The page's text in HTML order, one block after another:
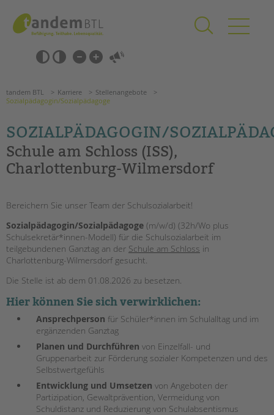
springen
Barrierefrei-
Einstellungen
überspringen
überspringen
KITA & FRÜHE HILFEN
SCHULE & GANZTAG
Grundschulen
Oberschulen
Schulbezogene Sozialarbeit
Tagesgruppen
HILFEN ZUR ERZIEHUNG
BETREUTES WOHNEN
TANDEM BTL AKADEMIE
Zertfikatskurse
Seminarkalender
Seminarräume
Suchen
tandem BTL Karriere
Stellenangebote
Sozialpädagogin/Sozialpädagoge
SOZIALPÄDAGOGIN/
Schule am Schloss (ISS),
Charlottenburg-Wilmersdorf
Bereichern Sie unser Team der Schulsozialarbeit!
Sozialpädagogin/Sozialpädagoge (m/w/d) (32h/Wo plus
Schulsekretär*innen-Modell) für die Schulsozialarbeit im
teilgebundenen Ganztag an der Schule am Schloss in
Charlottenburg-Wilmersdorf gesucht.
Die Stelle ist ab dem 01.08.2026 zu besetzen.
Hier können Sie sich verwirklichen:
Ansprechperson für Schüler*innen im Schulalltag und im
ergänzenden Ganztag
Planen und Durchführen von Einzelfall- und
Gruppenarbeit zur Förderung sozialer Kompetenzen und des
Selbstwertgefühls
Entwicklung und Umsetzen von Angeboten der
Partizipation, Gewaltprävention, Vermeidung von
Schuldistanz und Reduzierung von Schulabsentismus